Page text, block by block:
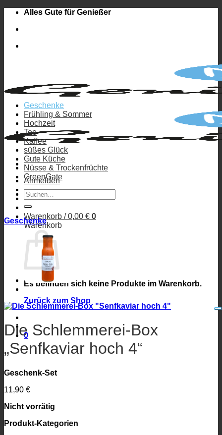
Zum
springen
Alles Gute für Genießer
Anmelden
Warenkorb /0,00 € 0
Warenkorb
Es befinden sich keine Produkte im Warenkorb.
Zurück zum Shop
0
Geschenke
Frühling & Sommer
Hochzeit
Tee
Kaffee
süßes Glück
Gute Küche
Nüsse & Trockenfrüchte
GreenGate
Suchen
nach:
Geschenke
Die Schlemmerei-Box
„Senfkaviar hoch 4“
Geschenk-Set
11,90 €
Nicht vorrätig
Produkt-Kategorien